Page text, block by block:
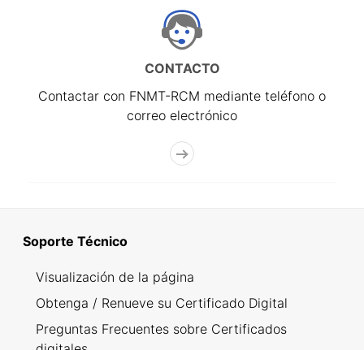
CONTACTO
Contactar con FNMT-RCM mediante teléfono o
correo electrónico
Soporte Técnico
Visualización de la página
Obtenga / Renueve su Certificado Digital
Preguntas Frecuentes sobre Certificados